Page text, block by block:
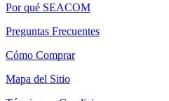
Por qué SEACOM
Preguntas Frecuentes
Cómo Comprar
Mapa del Sitio